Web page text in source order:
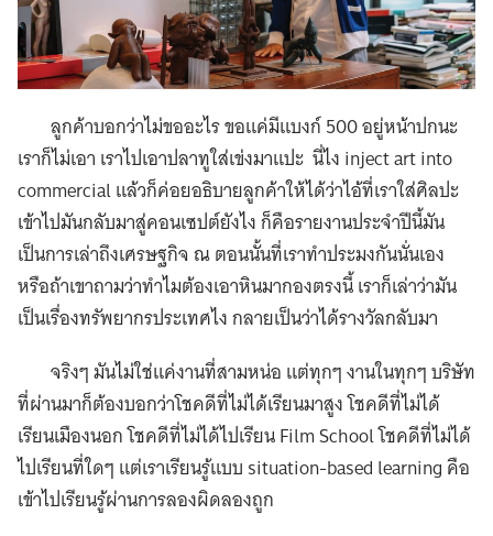
ลูกค้าบอกว่าไม่ขออะไร ขอแค่มีแบงก์ 500 อยู่หน้าปกนะ
เราก็ไม่เอา เราไปเอาปลาทูใส่เข่งมาแปะ นี่ไง inject art into
commercial แล้วก็ค่อยอธิบายลูกค้าให้ได้ว่าไอ้ที่เราใส่ศิลปะ
เข้าไปมันกลับมาสู่คอนเซปต์ยังไง ก็คือรายงานประจำปีนี้มัน
เป็นการเล่าถึงเศรษฐกิจ ณ ตอนนั้นที่เราทำประมงกันนั่นเอง
หรือถ้าเขาถามว่าทำไมต้องเอาหินมากองตรงนี้ เราก็เล่าว่ามัน
เป็นเรื่องทรัพยากรประเทศไง กลายเป็นว่าได้รางวัลกลับมา
จริงๆ มันไม่ใช่แค่งานที่สามหน่อ แต่ทุกๆ งานในทุกๆ บริษัท
ที่ผ่านมาก็ต้องบอกว่าโชคดีที่ไม่ได้เรียนมาสูง โชคดีที่ไม่ได้
เรียนเมืองนอก โชคดีที่ไม่ได้ไปเรียน Film School โชคดีที่ไม่ได้
ไปเรียนที่ใดๆ แต่เราเรียนรู้แบบ situation-based learning คือ
เข้าไปเรียนรู้ผ่านการลองผิดลองถูก